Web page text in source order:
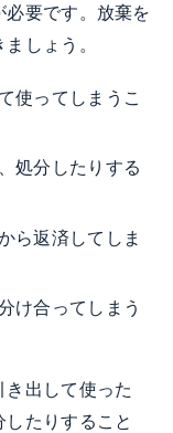
要です。放棄を
しょう。
使ってしまうこ
処分したりする
ら返済してしま
け合ってしまう
出して使った
たりすること